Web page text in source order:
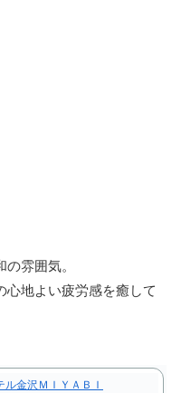
雰囲気。
心地よい疲労感を癒して
金沢ＭＩＹＡＢＩ